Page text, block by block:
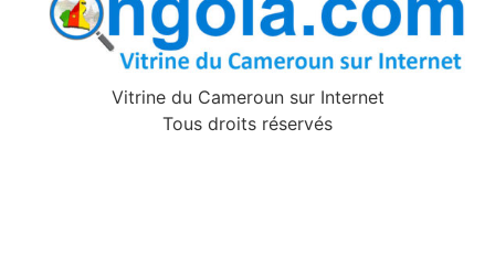
Vitrine du Cameroun sur Internet
Tous droits réservés